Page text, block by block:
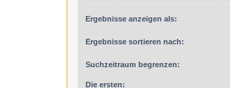
Ergebnisse anzeigen als:
Ergebnisse sortieren nach:
Suchzeitraum begrenzen:
Die ersten: